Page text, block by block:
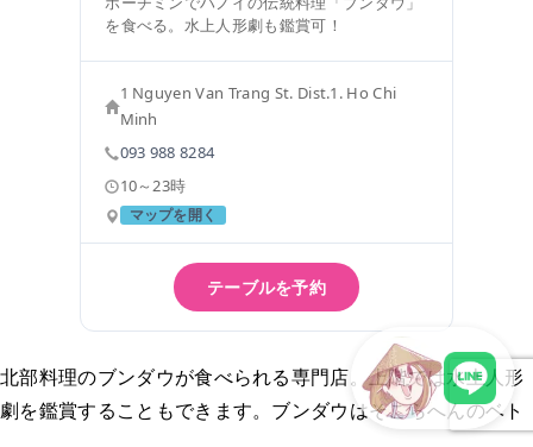
を食べる。水上人形劇も鑑賞可！
1 Nguyen Van Trang St. Dist.1. Ho Chi
Minh
093 988 8284
10～23時
マップを開く
テーブルを予約
北部料理のブンダウが食べられる専門店。上階では水上人形
劇を鑑賞することもできます。ブンダウはそこらへんのベト